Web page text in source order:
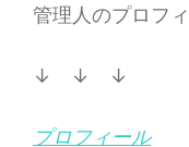
管理人のプロフ
↓ ↓ ↓
プロフィール